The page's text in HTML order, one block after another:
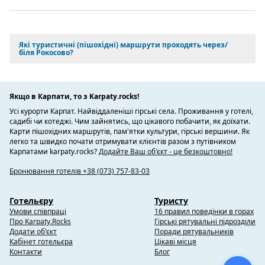
Які туристичні (пішохідні) маршрути проходять через/
біля Рокосово?
Якщо в Карпати, то з Karpaty.rocks!
Усі курорти Карпат. Найвіддаленіші гірські села. Проживання у готелі,
садибі чи котеджі. Чим зайнятись, що цікавого побачити, як доїхати.
Карти пішохідних маршрутів, пам'ятки культури, гірські вершини. Як
легко та швидко почати отримувати клієнтів разом з путівником
Карпатами karpaty.rocks?Додайте Ваш об'єкт - це безкоштовно!
Бронювання готелів +38 (073) 757-83-03
Готельєру
Умови співпраці
Про Karpaty.Rocks
Додати об'єкт
Кабінет готельєра
Контакти
Туристу
16 правил поведінки в горах
Гірські рятувальні підрозділи
Поради рятувальників
Цікаві місця
Блог